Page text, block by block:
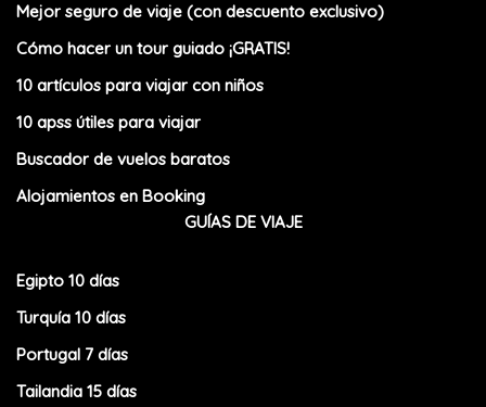
Mejor seguro de viaje (con descuento exclusivo)
Cómo hacer un tour guiado ¡GRATIS!
10 artículos para viajar con niños
10 apss útiles para viajar
Buscador de vuelos baratos
Alojamientos en Booking
GUÍAS DE VIAJE
Egipto 10 días
Turquía 10 días
Portugal 7 días
Tailandia 15 días